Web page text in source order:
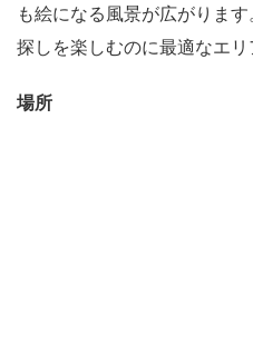
も絵になる風景が広がりま
探しを楽しむのに最適なエリ
場所